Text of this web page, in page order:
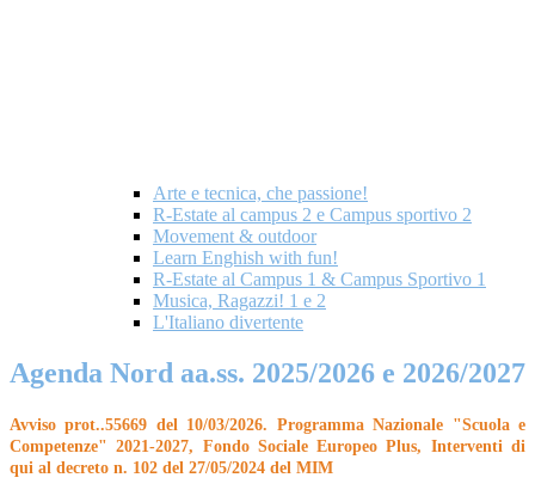
Arte e tecnica, che passione!
R-Estate al campus 2 e Campus sportivo 2
Movement & outdoor
Learn Enghish with fun!
R-Estate al Campus 1 & Campus Sportivo 1
Musica, Ragazzi! 1 e 2
L'Italiano divertente
Agenda Nord aa.ss. 2025/2026 e 2026/2027
Avviso prot..55669 del 10/03/2026. Programma Nazionale "Scuola e
Competenze" 2021-2027, Fondo Sociale Europeo Plus, Interventi di
qui al decreto n. 102 del 27/05/2024 del MIM